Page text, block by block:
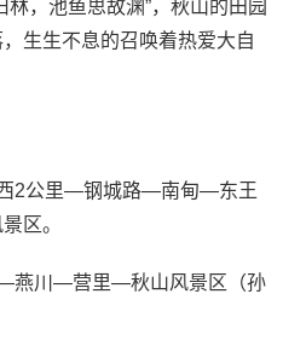
，池鱼思故渊”，秋山的田园
生生不息的召唤着热爱大自
2公里—钢城路—南甸—东王
区。
川—营里—秋山风景区（孙